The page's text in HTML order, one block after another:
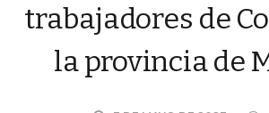
trabajadores de
la provincia de